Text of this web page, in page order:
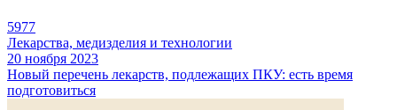
5977
Лекарства, медизделия и технологии
20 ноября 2023
Новый перечень лекарств, подлежащих ПКУ: есть время
подготовиться